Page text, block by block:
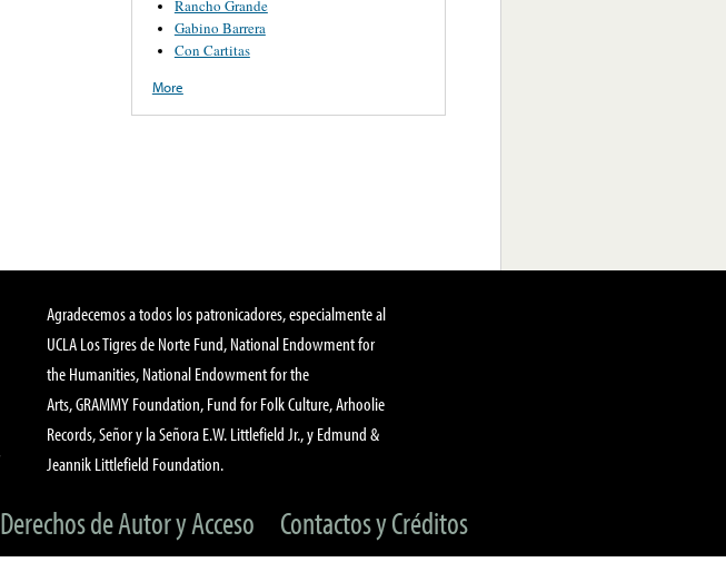
Rancho Grande
Gabino Barrera
Con Cartitas
More
Agradecemos a todos los patronicadores, especialmente al
UCLA Los Tigres de Norte Fund, National Endowment for
the Humanities, National Endowment for the
Arts, GRAMMY Foundation, Fund for Folk Culture, Arhoolie
Records, Señor y la Señora E.W. Littlefield Jr., y Edmund &
Jeannik Littlefield Foundation.
Derechos de Autor y Acceso Contactos y Créditos